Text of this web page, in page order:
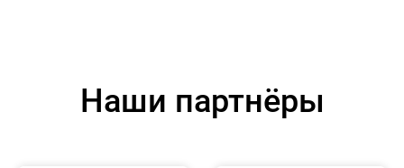
Наши партнёры